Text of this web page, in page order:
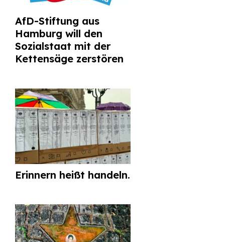
AfD-Stiftung aus
Hamburg will den
Sozialstaat mit der
Kettensäge zerstören
Erinnern heißt handeln.